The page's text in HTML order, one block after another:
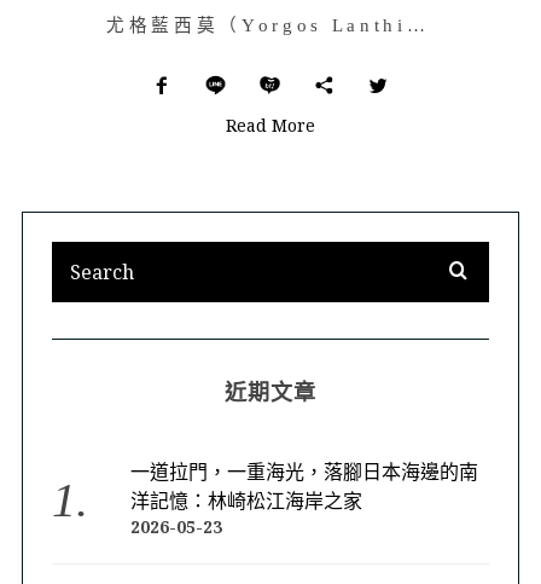
尤格藍西莫（Yorgos Lanthimos）最近幾年在世界影壇上異軍突起，2009 年以第二部長片…
Read More
近期文章
一道拉門，一重海光，落腳日本海邊的南
洋記憶：林崎松江海岸之家
2026-05-23